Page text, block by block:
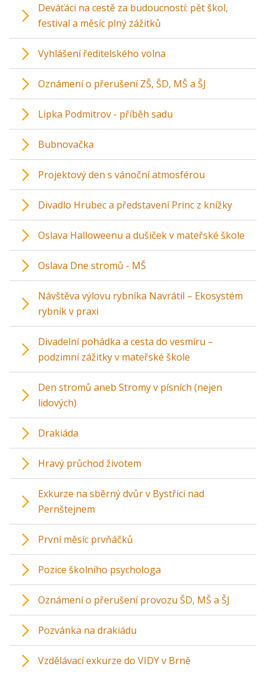
Deváťáci na cestě za budoucností: pět škol,
festival a měsíc plný zážitků
Vyhlášení ředitelského volna
Oznámení o přerušení ZŠ, ŠD, MŠ a ŠJ
Lipka Podmitrov - příběh sadu
Bubnovačka
Projektový den s vánoční atmosférou
Divadlo Hrubec a představení Princ z knížky
Oslava Halloweenu a dušiček v mateřské škole
Oslava Dne stromů - MŠ
Návštěva výlovu rybníka Navrátil – Ekosystém
rybník v praxi
Divadelní pohádka a cesta do vesmíru –
podzimní zážitky v mateřské škole
Den stromů aneb Stromy v písních (nejen
lidových)
Drakiáda
Hravý průchod životem
Exkurze na sběrný dvůr v Bystřici nad
Pernštejnem
První měsíc prvňáčků
Pozice školního psychologa
Oznámení o přerušení provozu ŠD, MŠ a ŠJ
Pozvánka na drakiádu
Vzdělávací exkurze do VIDY v Brně